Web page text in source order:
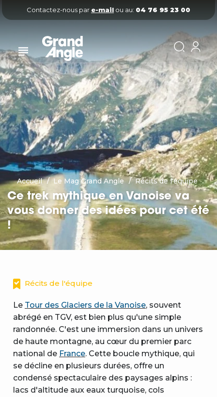
Contactez-nous par e-mail ou au: 04 76 95 23 00
Accueil Le Mag Grand Angle Récits de l'équipe
Ce trek mythique en Vanoise va
vous donner des idées pour cet été
!
Récits de l'équipe
Le Tour des Glaciers de la Vanoise, souvent
abrégé en TGV, est bien plus qu'une simple
randonnée. C'est une immersion dans un univers
de haute montagne, au cœur du premier parc
national de France. Cette boucle mythique, qui
se décline en plusieurs durées, offre un
condensé spectaculaire des paysages alpins :
lacs d'altitude aux eaux turquoise, cols